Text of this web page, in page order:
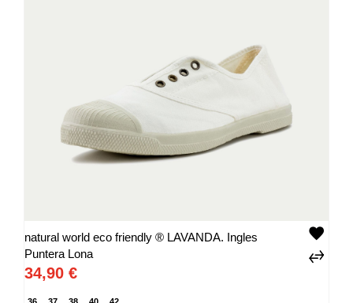
natural world eco friendly ® LAVANDA. Ingles
Puntera Lona
34,90 €